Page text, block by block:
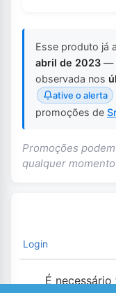
Esse produto já
abril de 2023 —
observada nos
ative o alerta
promoções de
Promoções
qualquer momento
Login
É